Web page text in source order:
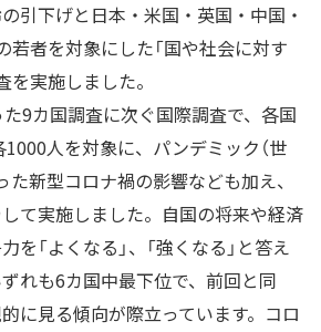
引下げと日本・米国・英国・中国・
若者を対象にした「国や社会に対す
を実施しました。
9カ国調査に次ぐ国際調査で、各国
人を対象に、パンデミック（世
た新型コロナ禍の影響なども加え、
て実施しました。自国の将来や経済
「よくなる」、「強くなる」と答え
れも6カ国中最下位で、前回と同
に見る傾向が際立っています。コロ